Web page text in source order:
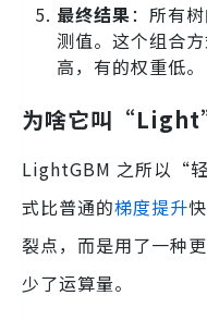
最终结果：所有
测值。这个组合
高，有的权重低。
为啥它叫
LightGBM 之所以“
式比普通的梯度提升
裂点，而是用了一种
少了运算量。